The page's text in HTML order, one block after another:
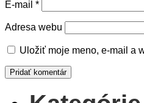
E-mail *
Adresa webu
Uložiť moje meno, e-mail a